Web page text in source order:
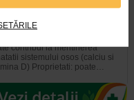
Kids, 30 comprimate,
WAVE
contribui la mentinerea
sistemului osos (calciu si
D) Proprietati: poate…